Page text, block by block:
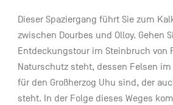
Dieser Spaziergang führt Sie zum
zwischen Dourbes und Olloy. Gehen
Entdeckungstour im Steinbruch von
Naturschutz steht, dessen Felsen
für den Großherzog Uhu sind, der
steht. In der Folge dieses Weges